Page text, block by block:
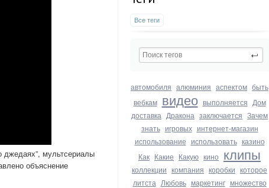
Все теги
автомобиля алюминия аспектом быть
вебкам видео выполняется Дом
доставка Дракона заключается Зачем
знать игровых интернет-магазин
использование использовать казино
Как Какие Какую кино клипы
коллекции компания коробки которое
литста Любовь маркетинг множество
джедаях”, мультсериалы
объяснение